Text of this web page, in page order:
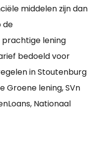
middelen zijn dan
de
prachtige lening
bedoeld voor
in Stoutenburg
Groene lening, SVn
Nationaal